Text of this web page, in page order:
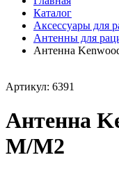
Каталог
Аксессуары для
Антенны для
Антенна
Артикул: 6391
Антенна
M/M2